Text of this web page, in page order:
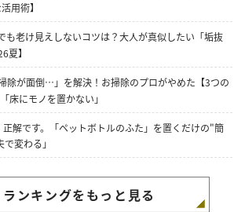
用術】
も老け見えしないコツは？大人が真似したい「垢抜
夏】
除が面倒…」を解決！お掃除のプロがやめた【3つの
床にモノを置かない」
解です。「ペットボトルのふた」を置くだけの"簡
変わる」
ランキングをもっと見る